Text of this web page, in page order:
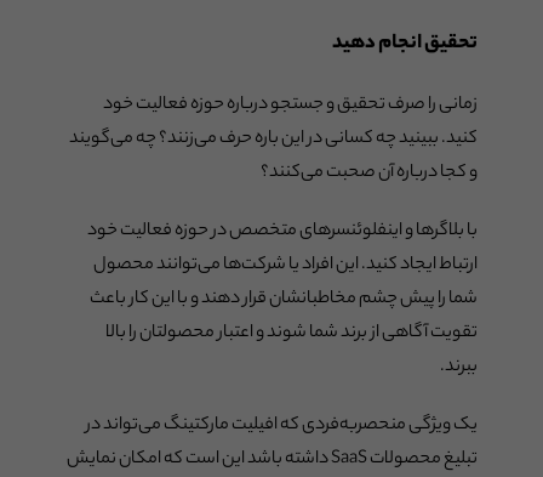
تحقیق انجام دهید
زمانی را صرف تحقیق و جستجو درباره حوزه فعالیت خود
کنید. ببینید چه کسانی در این باره حرف می‌زنند؟ چه می‌گویند
و کجا درباره آن صحبت می‌کنند؟
با بلاگرها و اینفلوئنسرهای متخصص در حوزه فعالیت خود
ارتباط ایجاد کنید. این افراد یا شرکت‌ها می‌توانند محصول
شما را پیش چشم مخاطبانشان قرار دهند و با این کار باعث
تقویت آگاهی از برند شما شوند و اعتبار محصولتان را بالا
ببرند.
یک ویژگی منحصربه‌فردی که افیلیت مارکتینگ می‌تواند در
تبلیغ محصولات SaaS داشته باشد این است که امکان نمایش